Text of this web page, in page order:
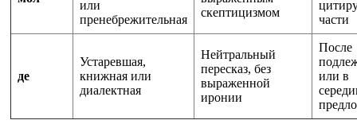
или
пренебрежительная
скептицизмом
части
де
Устаревшая,
книжная или
диалектная
Нейтральный
пересказ, без
выраженной
иронии
После
или в